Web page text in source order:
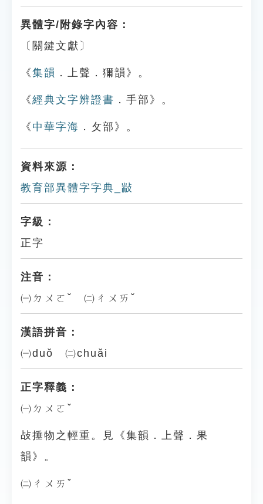
異體字/附錄字內容：
〔關鍵文獻〕
《集韻 ．上聲．獮韻》。
《經典文字辨證書 ．手部》。
《 中華字海 ．攵部》。
資料來源：
教育部異體字字典_㪜
字級：
正字
注音：
㈠ㄉㄨㄛˇ ㈡ㄔㄨㄞˇ
漢語拼音：
㈠duǒ ㈡chuǎi
正字釋義：
㈠ㄉㄨㄛˇ
敁捶物之輕重。見《集韻．上聲．果
韻》。
㈡ㄔㄨㄞˇ